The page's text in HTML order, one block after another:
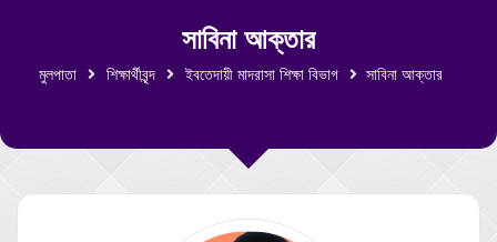
সাবিনা আক্তার
মুলপাতা শিক্ষার্থীবৃন্দ ইবতেদায়ী মাদরাসা শিক্ষা বিভাগ সাবিনা আক্তার